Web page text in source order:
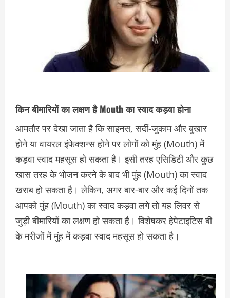
किन बीमारियों का लक्षण है Mouth का स्वाद कड़वा होना
आमतौर पर देखा जाता है कि साइनस, सर्दी-जुकाम और बुखार
होने या वायरल इंफेक्शन्स होने पर लोगों को मुंह (Mouth) में
कड़वा स्वाद महसूस हो सकता है। इसी तरह एसिडिटी और कुछ
खास तरह के भोजन करने के बाद भी मुंह (Mouth) का स्वाद
खराब हो सकता है। लेकिन, अगर बार-बार और कई दिनों तक
आपको मुंह (Mouth) का स्वाद कड़वा लगे तो यह लिवर से
जुड़ी बीमारियों का लक्षण हो सकता है। विशेषकर हेपेटाइटिस बी
के मरीजों में मुंह में कड़वा स्वाद महसूस हो सकता है।